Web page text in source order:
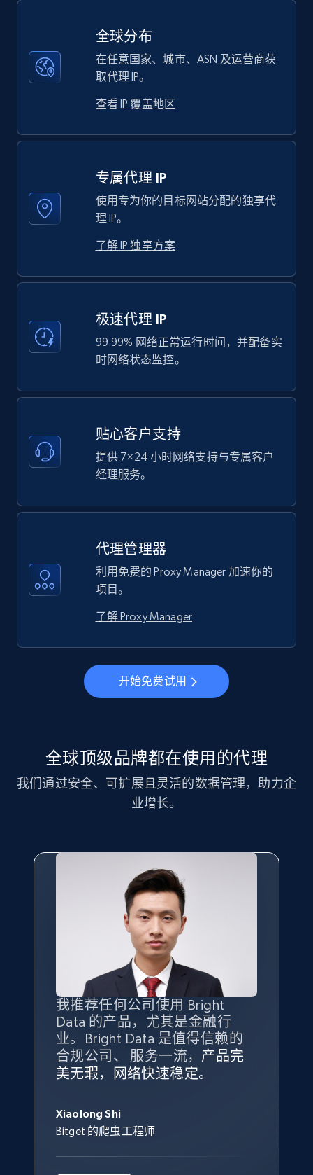
全球分布
在任意国家、城市、ASN 及运营商获
取代理 IP。
查看 IP 覆盖地区
专属代理 IP
使用专为你的目标网站分配的独享代
理 IP。
了解 IP 独享方案
极速代理 IP
99.99% 网络正常运行时间，并配备实
时网络状态监控。
贴心客户支持
提供 7×24 小时网络支持与专属客户
经理服务。
代理管理器
利用免费的 Proxy Manager 加速你的
项目。
了解 Proxy Manager
开始免费试用
全球顶级品牌都在使用的代理
我们通过安全、可扩展且灵活的数据管理，助力企
业增长。
我推荐任何公司使用 Bright
Data 的产品，尤其是金融行
业。Bright Data 是值得信赖的
合规公司、 服务一流， 产品完
美无瑕，网络快速稳定。
Xiaolong Shi
Bitget 的爬虫工程师
Bright Data 拥有自有代理基础
设施，助您持续获取网络数据。
帮助您轻松绕过烦人的验证码
（CAPTCHA）。
根据我的使用体验，Bright Data
的服务价值不可估量。Bright
共网络数据以满足需求，并通过
其支持团队和开发团队，让我们
最重要的是拥有质量 最好、
最多的数据，而这正是 Bright
Data 和 tgndata 发挥作用的地
方。
tgndata 的首席执行官 (CEO)
我们对 Bright Data 的可靠性印
象深刻，对整体服务也非常满
沟通，他的协助对我们非常有帮
助。
我们对与 Bright Data 的合作感
到非常满意。各方面都很不错，
服务和支持团队也非常认可。